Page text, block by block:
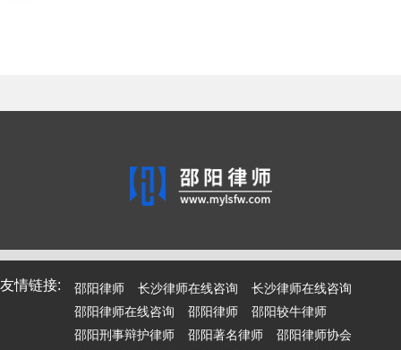
友情链接: 邵阳律师 长沙律师在线咨询
长沙律师在线咨询
邵阳律师在线咨询
邵阳律师
邵阳较牛律师
邵阳刑事辩护律师
邵阳著名律师
邵阳律师协会